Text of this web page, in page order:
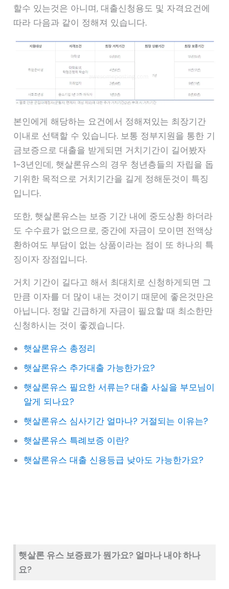
할수 있는것은 아니며, 대출신청용도 및 자격요건에
따라 다음과 같이 정해져 있습니다.
본인에게 해당하는 요건에서 정해져있는 최장기간
이내로 선택할 수 있습니다. 보통 정부지원을 통한 기
금보증으로 대출을 받게되면 거치기간이 길어봤자
1~3년인데, 햇살론유스의 경우 청년층들의 자립을 돕
기위한 목적으로 거치기간을 길게 정해둔것이 특징
입니다.
또한, 햇살론유스는 보증 기간 내에 중도상환 하더라
도 수수료가 없으므로, 중간에 자금이 모이면 전액상
환하여도 부담이 없는 상품이라는 점이 또 하나의 특
징이자 장점입니다.
거치 기간이 길다고 해서 최대치로 신청하게되면 그
만큼 이자를 더 많이 내는 것이기 때문에 좋은것만은
아닙니다. 정말 긴급하게 자금이 필요할 때 최소한만
신청하시는 것이 좋겠습니다.
햇살론유스 총정리
햇살론유스 추가대출 가능한가요?
햇살론유스 필요한 서류는? 대출 사실을 부모님이
알게 되나요?
햇살론유스 심사기간 얼마나? 거절되는 이유는?
햇살론유스 특례보증 이란?
햇살론유스 대출 신용등급 낮아도 가능한가요?
햇살론 유스 보증료가 뭔가요? 얼마나 내야 하나
요?